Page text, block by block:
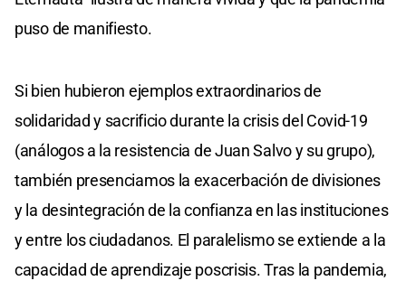
puso de manifiesto.
Si bien hubieron ejemplos extraordinarios de
solidaridad y sacrificio durante la crisis del Covid-19
(análogos a la resistencia de Juan Salvo y su grupo),
también presenciamos la exacerbación de divisiones
y la desintegración de la confianza en las instituciones
y entre los ciudadanos. El paralelismo se extiende a la
capacidad de aprendizaje poscrisis. Tras la pandemia,